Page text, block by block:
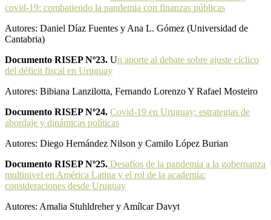
covid-19: combatiendo la pandemia con finanzas públicas
Autores: Daniel Díaz Fuentes y Ana L. Gómez (Universidad de
Cantabria)
Documento RISEP Nº23. Un aporte al debate sobre ajuste cíclico
del déficit fiscal en Uruguay
Autores: Bibiana Lanzilotta, Fernando Lorenzo Y Rafael Mosteiro
Documento RISEP Nº24. Covid-19 en Uruguay: estrategias de
abordaje y dinámicas políticas
Autores: Diego Hernández Nilson y Camilo López Burian
Documento RISEP Nº25. Desafíos de la pandemia a la gobernanza
multinivel en América Latina y el rol de la academia:
consideraciones desde Uruguay
Autores: Amalia Stuhldreher y Amílcar Davyt